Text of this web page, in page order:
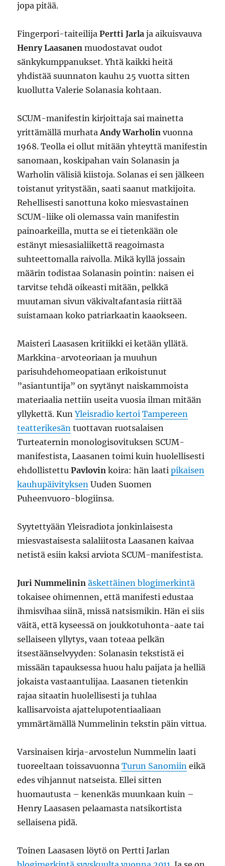
jopa pitää.
Fingerpori-taiteilijaPertti Jarla ja aikuisvauva
Henry Laasanen muodostavat oudot
sänkykumppanukset. Yhtä kaikki heitä
yhdistää suunnaton kauhu 25 vuotta sitten
kuollutta Valerie Solanasia kohtaan.
SCUM-manifestin kirjoittaja sai mainetta
yrittämällä murhataAndy Warholin vuonna
1968. Teolla ei ollut mitään yhteyttä manifestin
sanomaan, koskipahan vain Solanasin ja
Warholin välisiä kiistoja. Solanas ei sen jälkeen
toistanut yritystään, saati saanut matkijoita.
Rehellisesti sanottuna koko miesvastainen
SCUM-liike oli olemassa vain manifestin
painoarkeilla, mutta se ei tietenkään ole
estänyt miesasialiikettä reagoimasta
suhteettomalla raivolla. Mikä kyllä jossain
määrin todistaa Solanasin pointin: naisen ei
tarvitse tehdä oikeasti mitään, pelkkä
muutaman sivun väkivaltafantasia riittää
suistamaan koko patriarkaatin kaaokseen.
Maisteri Laasasen kritiikki ei ketään yllätä.
Markkina-arvoteoriaan ja muuhun
parisuhdehomeopatiaan erikoistunut
”asiantuntija” on syytänyt naiskammoista
materiaalia nettiin useita vuosia ilman mitään
yllykettä. KunYleisradio kertoi Tampereen
teatterikesän tuottavan ruotsalaisen
Turteaternin monologisovituksen SCUM-
manifestista, Laasanen toimi kuin huolellisesti
ehdollistettuPavlovin koira: hän laatipikaisen
kauhupäivityksen Uuden Suomen
Puheenvuoro-blogiinsa.
Syytettyään Yleisradiota jonkinlaisesta
miesvastaisesta salaliitosta Laasanen kaivaa
netistä esiin kaksi arviota SCUM-manifestista.
Juri Nummelinin äskettäinen blogimerkintä
tokaisee ohimennen, että manifesti edustaa
ihmisvihaa siinä, missä natsismikin. Hän ei siis
väitä, että kyseessä on joukkotuhonta-aate tai
sellaiseen yllytys, vaan toteaa pelkän
itsestäänselvyyden: Solanasin tekstistä ei
missään tapauksessa huou halu paijata ja helliä
jokaista vastaantulijaa. Laasanen tietenkin
rajaa sitaatin huolellisesti ja tuhlaa
kallisarvoista ajattelupotentiaaliaan
ymmärtämällä Nummelinin tekstin päin vittua.
Varsinaisen kirja-arvostelun Nummelin laati
tuoreeltaan toissavuonnaTurun Sanomiin eikä
edes vihjannut natseista. Ellei sitten
huomautusta – kenenkäs muunkaan kuin –
Henry Laasasen pelaamasta natsikortista
sellaisena pidä.
Toinen Laasasen löytö on Pertti Jarlan